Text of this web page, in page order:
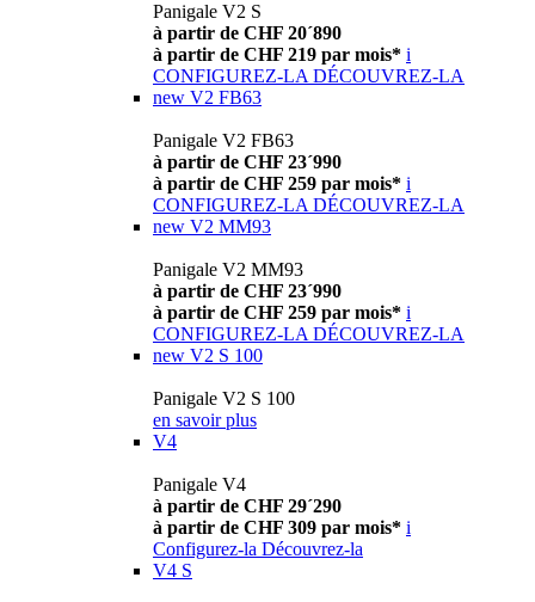
Panigale V2 S
à partir de CHF 20´890
à partir de CHF 219 par mois* i
CONFIGUREZ-LA DÉCOUVREZ-LA
new V2 FB63
Panigale V2 FB63
à partir de CHF 23´990
à partir de CHF 259 par mois* i
CONFIGUREZ-LA DÉCOUVREZ-LA
new V2 MM93
Panigale V2 MM93
à partir de CHF 23´990
à partir de CHF 259 par mois* i
CONFIGUREZ-LA DÉCOUVREZ-LA
new V2 S 100
Panigale V2 S 100
en savoir plus
V4
Panigale V4
à partir de CHF 29´290
à partir de CHF 309 par mois* i
Configurez-la Découvrez-la
V4 S